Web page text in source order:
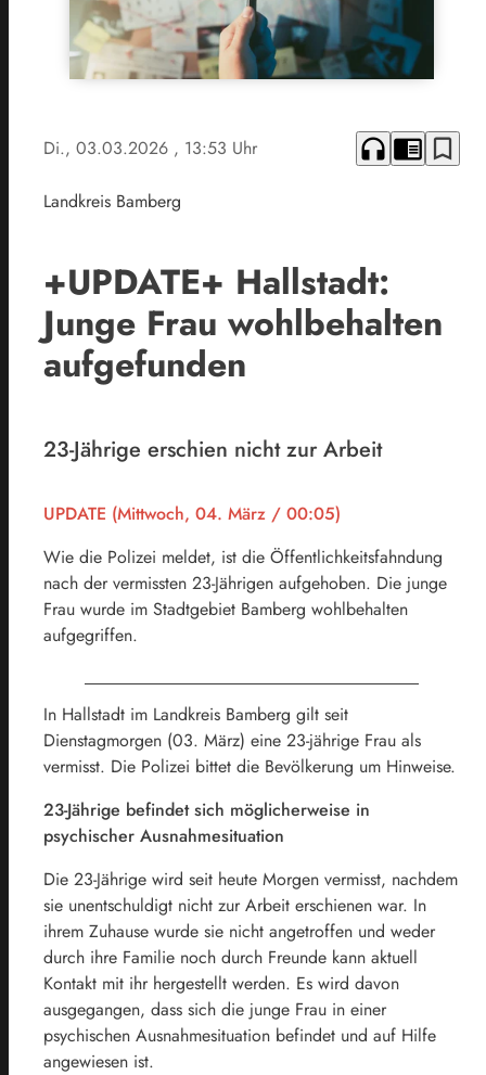
Di., 03.03.2026 , 13:53 Uhr headphones chrome_reader_mode bookmark_border
Landkreis Bamberg
+UPDATE+ Hallstadt:
Junge Frau wohlbehalten
aufgefunden
23-Jährige erschien nicht zur Arbeit
UPDATE (Mittwoch, 04. März / 00:05)
Wie die Polizei meldet, ist die Öffentlichkeitsfahndung
nach der vermissten 23-Jährigen aufgehoben. Die junge
Frau wurde im Stadtgebiet Bamberg wohlbehalten
aufgegriffen.
In Hallstadt im Landkreis Bamberg gilt seit
Dienstagmorgen (03. März) eine 23-jährige Frau als
vermisst. Die Polizei bittet die Bevölkerung um Hinweise.
23-Jährige befindet sich möglicherweise in
psychischer Ausnahmesituation
Die 23-Jährige wird seit heute Morgen vermisst, nachdem
sie unentschuldigt nicht zur Arbeit erschienen war. In
ihrem Zuhause wurde sie nicht angetroffen und weder
durch ihre Familie noch durch Freunde kann aktuell
Kontakt mit ihr hergestellt werden. Es wird davon
ausgegangen, dass sich die junge Frau in einer
psychischen Ausnahmesituation befindet und auf Hilfe
angewiesen ist.